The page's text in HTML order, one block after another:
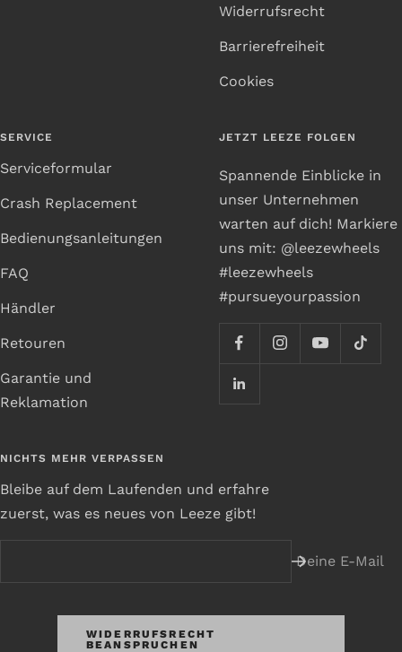
Widerrufsrecht
Barrierefreiheit
Cookies
SERVICE
Serviceformular
Crash Replacement
Bedienungsanleitungen
FAQ
Händler
Retouren
Garantie und
Reklamation
JETZT LEEZE FOLGEN
Spannende Einblicke in
unser Unternehmen
warten auf dich! Markiere
uns mit: @leezewheels
#leezewheels
#pursueyourpassion
NICHTS MEHR VERPASSEN
Bleibe auf dem Laufenden und erfahre
zuerst, was es neues von Leeze gibt!
Deine E-Mail
WIDERRUFSRECHT
BEANSPRUCHEN